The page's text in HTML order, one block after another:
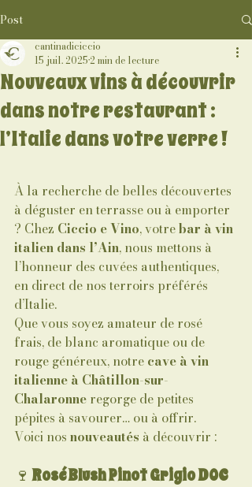
Post
Nouveaux vins à découvrir
dans notre restaurant :
l’Italie dans votre verre !
cantinadiciccio
15 juil. 20252 min de lecture
À la recherche de belles découvertes
à déguster en terrasse ou à emporter
? Chez Ciccio e Vino, votre bar à vin
italien dans l’Ain, nous mettons à
l’honneur des cuvées authentiques,
en direct de nos terroirs préférés
d’Italie.
Que vous soyez amateur de rosé
frais, de blanc aromatique ou de
rouge généreux, notre cave à vin
italienne à Châtillon-sur-
Chalaronne regorge de petites
pépites à savourer… ou à offrir.
Voici nos nouveautés à découvrir :
🍷 Rosé Blush Pinot Grigio DOC